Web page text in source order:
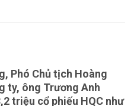
Phó Chủ tịch Hoàng
ty, ông Trương Anh
triệu cổ phiếu HQC như